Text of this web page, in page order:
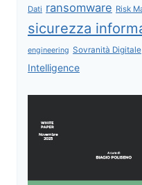
Dati ransomware Risk
sicurezza
engineering Sovranità Digitale
Intelligence